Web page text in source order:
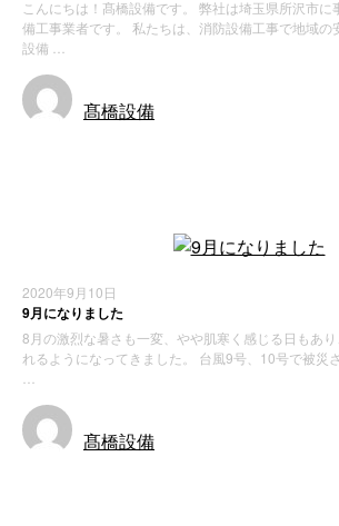
こんにちは！髙橋設備です。 弊社は埼玉県所沢市に
備工事業者です。 私たちは、消防設備工事で地域の
設備 …
髙橋設備
2020年9月10日
9月になりました
8月の激烈な暑さも一変、やや肌寒く感じる日もあ
れるようになってきました。 台風9号、10号で被災
…
髙橋設備